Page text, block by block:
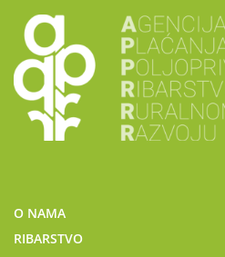
O NAMA
RIBARSTVO